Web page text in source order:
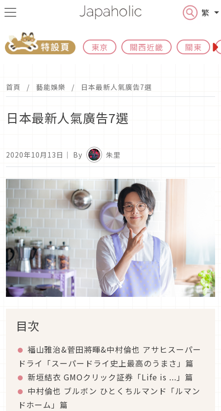
繁
東京 關西近畿 關東
首頁 藝能娛樂 日本最新人氣廣告7選
日本最新人氣廣告7選
2020年10月13日 ｜ By 朱里
目次
福山雅治&菅田將暉&中村倫也 アサヒスーパー
ドライ「スーパードライ史上最高のうまさ」篇
新垣結衣 GMOクリック証券「Life is ...」篇
中村倫也 ブルボン ひとくちルマンド「ルマン
ドホーム」篇